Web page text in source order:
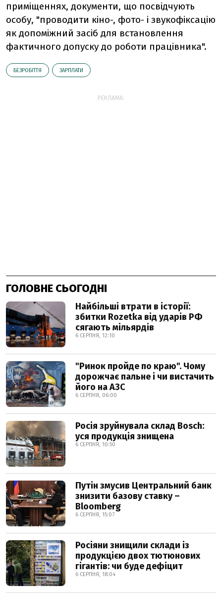
приміщеннях, документи, що посвідчують
особу, "проводити кіно-, фото- і звукофіксацію
як допоміжний засіб для встановлення
фактичного допуску до роботи працівника".
БЕЗРОБІТТЯ ЗАРПЛАТИ
РЕКЛАМА:
ГОЛОВНЕ СЬОГОДНІ
Найбільші втрати в історії:
збитки Rozetka від ударів РФ
сягають мільярдів
6 СЕРПНЯ, 12:10
"Ринок пройде по краю". Чому
дорожчає пальне і чи вистачить
його на АЗС
6 СЕРПНЯ, 06:00
Росія зруйнувала склад Bosch:
уся продукція знищена
6 СЕРПНЯ, 10:50
Путін змусив Центральний банк
знизити базову ставку –
Bloomberg
6 СЕРПНЯ, 15:07
Росіяни знищили склади із
продукцією двох тютюнових
гігантів: чи буде дефіцит
6 СЕРПНЯ, 18:04